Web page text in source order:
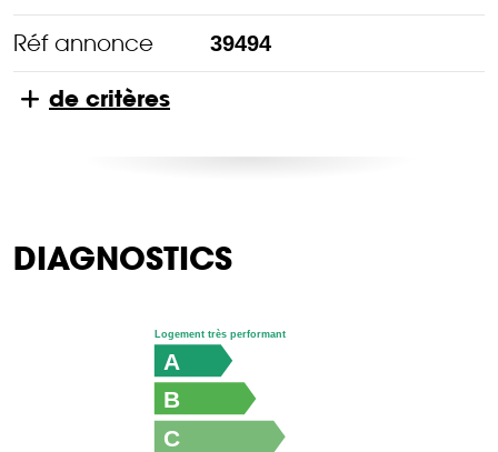
Réf annonce 39494
de critères
DIAGNOSTICS
C
B
A
Logement très performant